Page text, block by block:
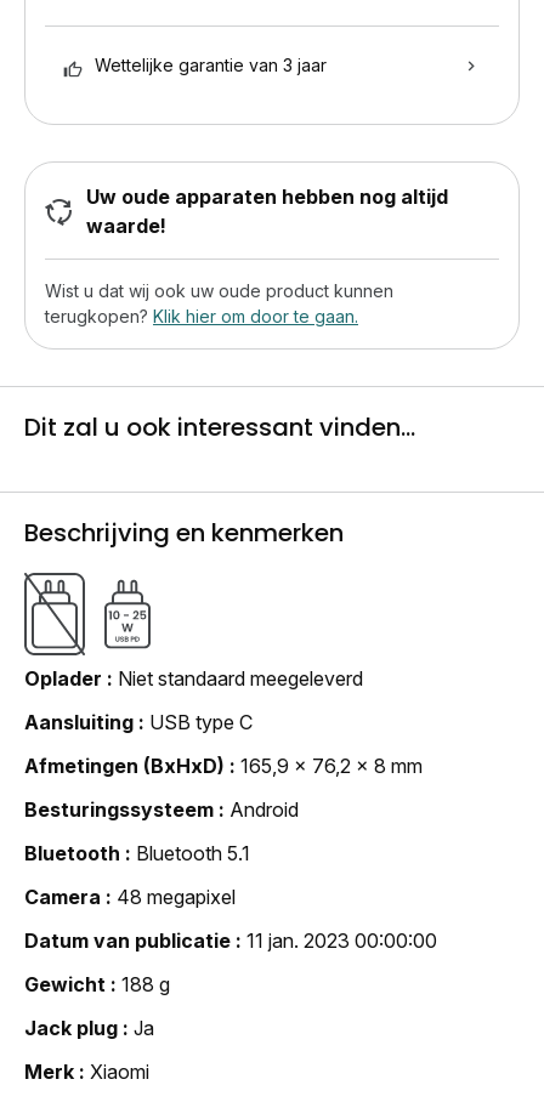
Wettelijke garantie van 3 jaar
Uw oude apparaten hebben nog altijd
waarde!
Wist u dat wij ook uw oude product kunnen
terugkopen? Klik hier om door te gaan.
Dit zal u ook interessant vinden...
Beschrijving en kenmerken
Oplader
Niet standaard meegeleverd
Aansluiting
USB type C
Afmetingen (BxHxD)
165,9 x 76,2 x 8 mm
Besturingssysteem
Android
Bluetooth
Bluetooth 5.1
Camera
48 megapixel
Datum van publicatie
11 jan. 2023 00:00:00
Gewicht
188 g
Jack plug
Ja
Merk
Xiaomi